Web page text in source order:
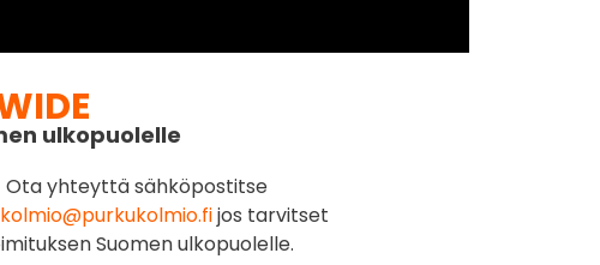
ulkopuolelle
Ota yhteyttä sähköpostitse
jos tarvitset
Suomen ulkopuolelle.